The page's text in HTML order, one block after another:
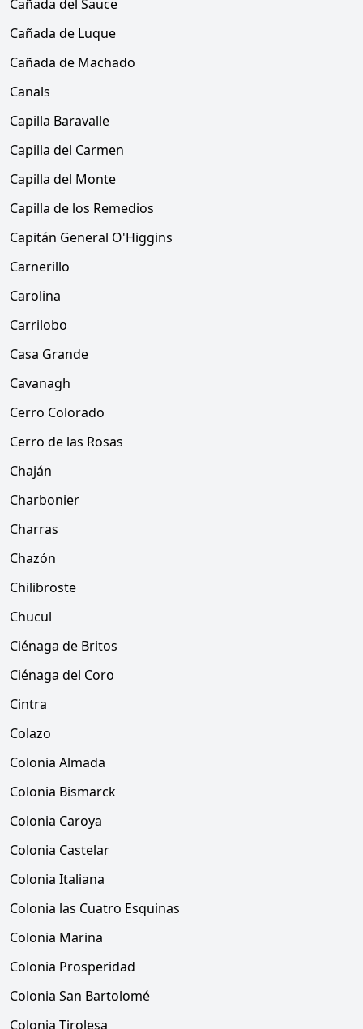
Cañada del Sauce
Cañada de Luque
Cañada de Machado
Canals
Capilla Baravalle
Capilla del Carmen
Capilla del Monte
Capilla de los Remedios
Capitán General O'Higgins
Carnerillo
Carolina
Carrilobo
Casa Grande
Cavanagh
Cerro Colorado
Cerro de las Rosas
Chaján
Charbonier
Charras
Chazón
Chilibroste
Chucul
Ciénaga de Britos
Ciénaga del Coro
Cintra
Colazo
Colonia Almada
Colonia Bismarck
Colonia Caroya
Colonia Castelar
Colonia Italiana
Colonia las Cuatro Esquinas
Colonia Marina
Colonia Prosperidad
Colonia San Bartolomé
Colonia Tirolesa